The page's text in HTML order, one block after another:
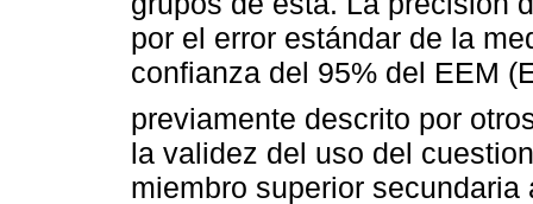
por el error estándar de la
confianza del 95% del EEM
previamente descrito por
la validez del uso del
miembro superior